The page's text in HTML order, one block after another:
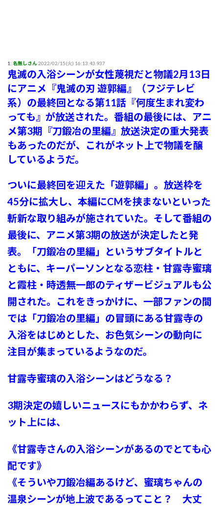
昭和を代表する女優の晩年があまりにも寂しすぎる！と話題に、自身の子供を餓死
する寸前までネグレクトした挙句……
【悲報】ヤニねこで抜けるキャラ、74%が一致してしまうｗｗｗｗｗ
会社のカメラ部で「商品を手に持って水着お姉さんがにっこり」を撮影、だがお姉
さんは素人アルバイトで親バレした結果……
【九州名物】鶏刺し食べた医師、全身麻痺へ…「死んだほうが良かったと思ってい
た」
熊本県知事「報道に強い不満・苦情が寄せられている」→TBSの報道特集がまさに
それな件
【悲報】シャインマスカット200房（40万円相当）を畑から盗んだ男を逮捕 ネッ
トで販売していた模様
女さんが下着を脱ぐとき、こうなるのが好きなやつｗｗｗｗｗｗｗｗｗｗｗｗｗｗ
【速報】八村塁、人種差別的な声に対して「日本で生まれ日本で育ち日本語話す。
誰に何を言われようが日本人、日本人であるプライドがある」
【急募】作中最強だと思ったのにアッサリ死んだキャラ←誰そうぞうした？
1: 名無しさん2022/02/15(火) 16:13:43.937
鬼滅の入浴シーンが女性蔑視だと物議2月13日
にアニメ『鬼滅の刃 遊郭編』（フジテレビ
系）の最終回となる第11話『何度生まれ変わ
っても』が放送された。番組の最後には、アニ
メ第3期『刀鍛冶の里編』放送決定の重大発表
もあったのだが、これがネット上で物議を醸
しているようだ。
ついに最終回を迎えた「遊郭編」。放送枠を
45分に拡大し、本編にCMを挟まないといった
斬新な取り組みが施されていた。そして番組の
最後に、アニメ第3期の放送が決定したと発
表。「刀鍛冶の里編」というサブタイトルと
ともに、キーパーソンとなる恋柱・甘露寺蜜璃
と霞柱・時透無一郎のティザービジュアルも公
開された。これをきっかけに、一部ファンの間
では「刀鍛冶の里編」の冒頭にある甘露寺の
入浴をはじめとした、お色気シーンの動向に
注目が集まっているようなのだ。
甘露寺蜜璃の入浴シーンはどうなる？
3期決定の嬉しいニュースにもかかわらず、ネ
ット上には、
《甘露寺さんの入浴シーンがあるのでとても心
配です》
《そういや刀鍛冶編あるけど、蜜璃ちゃんの
温泉シーンが地上波であるってこと？ 大丈